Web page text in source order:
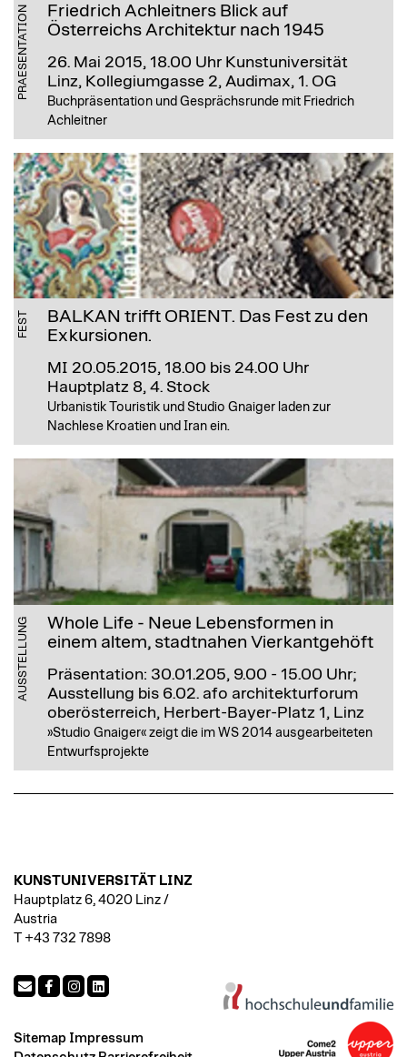
PRAESENTATION
Friedrich Achleitners Blick auf
Österreichs Architektur nach 1945
26. Mai 2015, 18.00 Uhr Kunstuniversität
Linz, Kollegiumgasse 2, Audimax, 1. OG
Buchpräsentation und Gesprächsrunde mit Friedrich
Achleitner
FEST
BALKAN trifft ORIENT. Das Fest zu den
Exkursionen.
MI 20.05.2015, 18.00 bis 24.00 Uhr
Hauptplatz 8, 4. Stock
Urbanistik Touristik und Studio Gnaiger laden zur
Nachlese Kroatien und Iran ein.
AUSSTELLUNG
Whole Life - Neue Lebensformen in
einem altem, stadtnahen Vierkantgehöft
Präsentation: 30.01.205, 9.00 - 15.00 Uhr;
Ausstellung bis 6.02. afo architekturforum
oberösterreich, Herbert-Bayer-Platz 1, Linz
»Studio Gnaiger« zeigt die im WS 2014 ausgearbeiteten
Entwurfsprojekte
KUNSTUNIVERSITÄT LINZ
Hauptplatz 6, 4020 Linz /
Austria
T +43 732 7898
Sitemap Impressum